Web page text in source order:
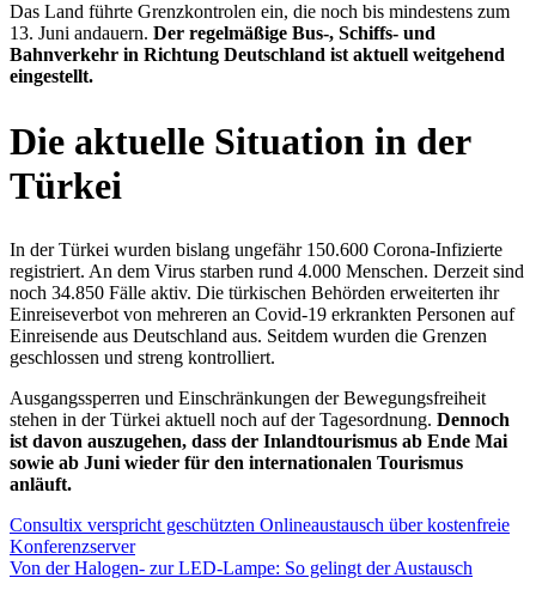
Das Land führte Grenzkontrolen ein, die noch bis mindestens zum
13. Juni andauern. Der regelmäßige Bus-, Schiffs- und
Bahnverkehr in Richtung Deutschland ist aktuell weitgehend
eingestellt.
Die aktuelle Situation in der
Türkei
In der Türkei wurden bislang ungefähr 150.600 Corona-Infizierte
registriert. An dem Virus starben rund 4.000 Menschen. Derzeit sind
noch 34.850 Fälle aktiv. Die türkischen Behörden erweiterten ihr
Einreiseverbot von mehreren an Covid-19 erkrankten Personen auf
Einreisende aus Deutschland aus. Seitdem wurden die Grenzen
geschlossen und streng kontrolliert.
Ausgangssperren und Einschränkungen der Bewegungsfreiheit
stehen in der Türkei aktuell noch auf der Tagesordnung. Dennoch
ist davon auszugehen, dass der Inlandtourismus ab Ende Mai
sowie ab Juni wieder für den internationalen Tourismus
anläuft.
Consultix verspricht geschützten Onlineaustausch über kostenfreie
Konferenzserver
Von der Halogen- zur LED-Lampe: So gelingt der Austausch